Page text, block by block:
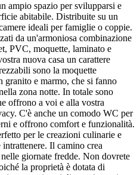
ampio spazio per svilupparsi e
abitabile. Distribuite su un
ideali per famiglie o coppie.
da un'armoniosa combinazione
PVC, moquette, laminato e
nuova casa un carattere
sono la moquette
granito e marmo, che si fanno
zona notte. In totale sono
offrono a voi e alla vostra
C'è anche un comodo WC per
e offrono comfort e funzionalità.
per le creazioni culinarie e
Il camino crea
giornate fredde. Non dovrete
la proprietà è dotata di